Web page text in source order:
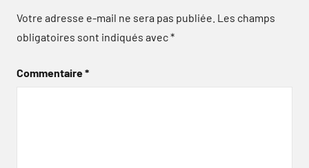
Votre adresse e-mail ne sera pas publiée. Les champs
obligatoires sont indiqués avec*
Commentaire*